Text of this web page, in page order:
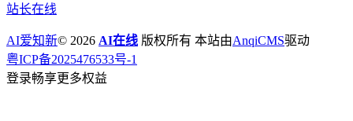
站长在线
AI爱知新© 2026 AI在线 版权所有 本站由AnqiCMS驱动
粤ICP备2025476533号-1
登录畅享更多权益